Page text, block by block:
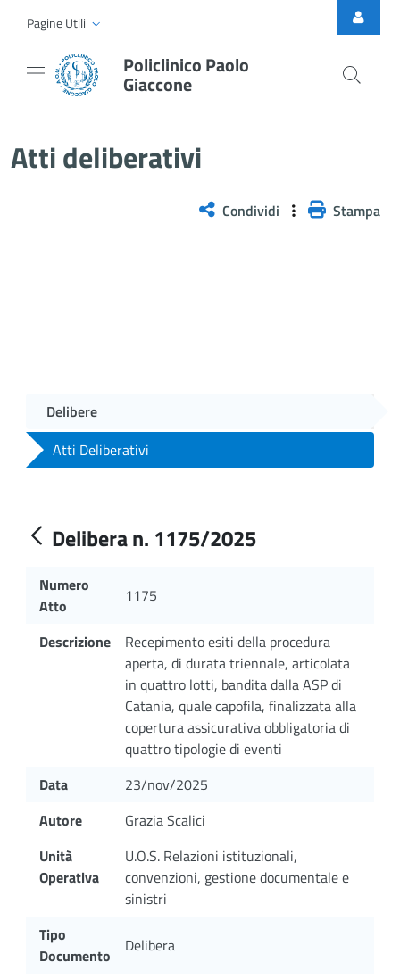
Skip to Main Content
Pagine Utili
Policlinico Paolo
Giaccone
Atti deliberativi
Condividi Stampa
Delibere
Atti Deliberativi
Delibera n. 1175/2025
Numero
Atto
1175
Descrizione
Recepimento esiti della procedura
aperta, di durata triennale, articolata
in quattro lotti, bandita dalla ASP di
Catania, quale capofila, finalizzata alla
copertura assicurativa obbligatoria di
quattro tipologie di eventi
Data
23/nov/2025
Autore
Grazia Scalici
Unità
Operativa
U.O.S. Relazioni istituzionali,
convenzioni, gestione documentale e
sinistri
Tipo
Documento
Delibera